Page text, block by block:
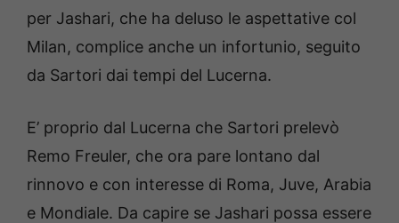
per Jashari, che ha deluso le aspettative col
Milan, complice anche un infortunio, seguito
da Sartori dai tempi del Lucerna.
E’ proprio dal Lucerna che Sartori prelevò
Remo Freuler, che ora pare lontano dal
rinnovo e con interesse di Roma, Juve, Arabia
e Mondiale. Da capire se Jashari possa essere